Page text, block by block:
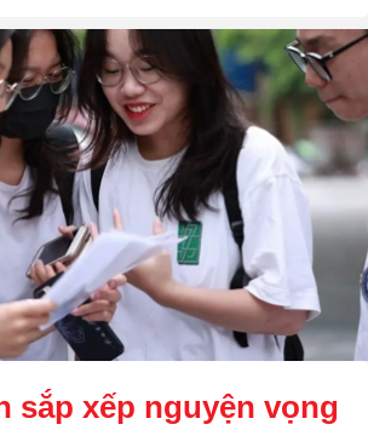
sắp xếp nguyện vọng